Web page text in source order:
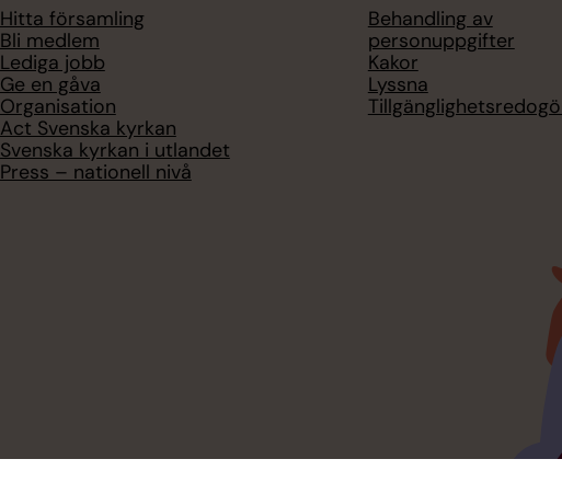
Hitta församling
Bli medlem
Lediga jobb
Ge en gåva
Organisation
Act Svenska kyrkan
Svenska kyrkan i utlandet
Press – nationell nivå
Behandling av
personuppgifter
Kakor
Lyssna